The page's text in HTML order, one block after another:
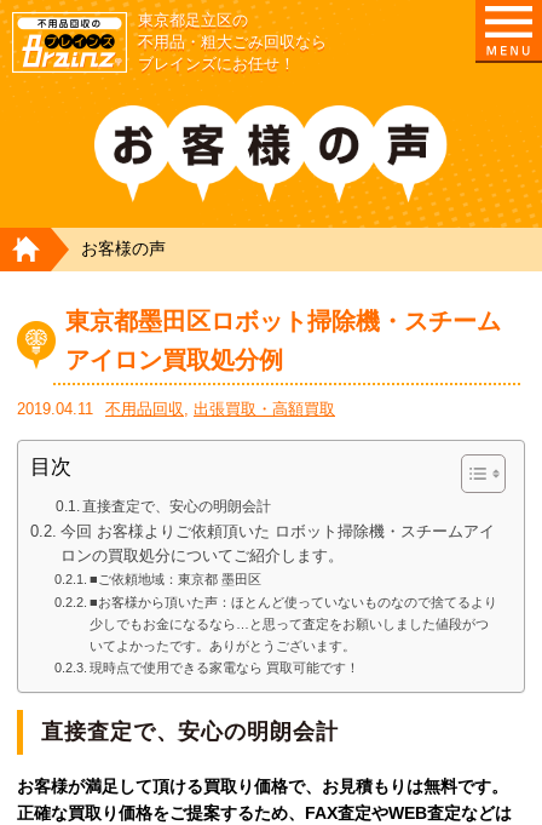
東京都足立区の
不用品・粗大ごみ回収なら
ブレインズにお任せ！
HOME
お客様の声
東京都墨田区ロボット掃除機・スチーム
アイロン買取処分例
2019.04.11 不用品回収, 出張買取・高額買取
目次
直接査定で、安心の明朗会計
今回 お客様よりご依頼頂いた ロボット掃除機・スチームアイ
ロンの買取処分についてご紹介します。
■ご依頼地域：東京都 墨田区
■お客様から頂いた声：ほとんど使っていないものなので捨てるより
少しでもお金になるなら…と思って査定をお願いしました値段がつ
いてよかったです。ありがとうございます。
現時点で使用できる家電なら 買取可能です！
直接査定で、安心の明朗会計
お客様が満足して頂ける買取り価格で、お見積もりは無料です。
正確な買取り価格をご提案するため、FAX査定やWEB査定などは